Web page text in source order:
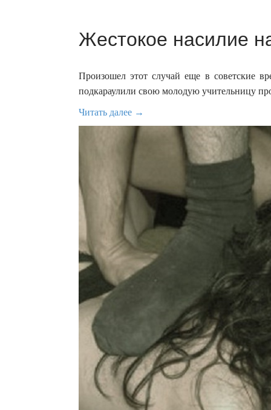
Жестокое насилие
Произошел этот случай еще в советские
подкараулили свою молодую учительницу
Читать далее →